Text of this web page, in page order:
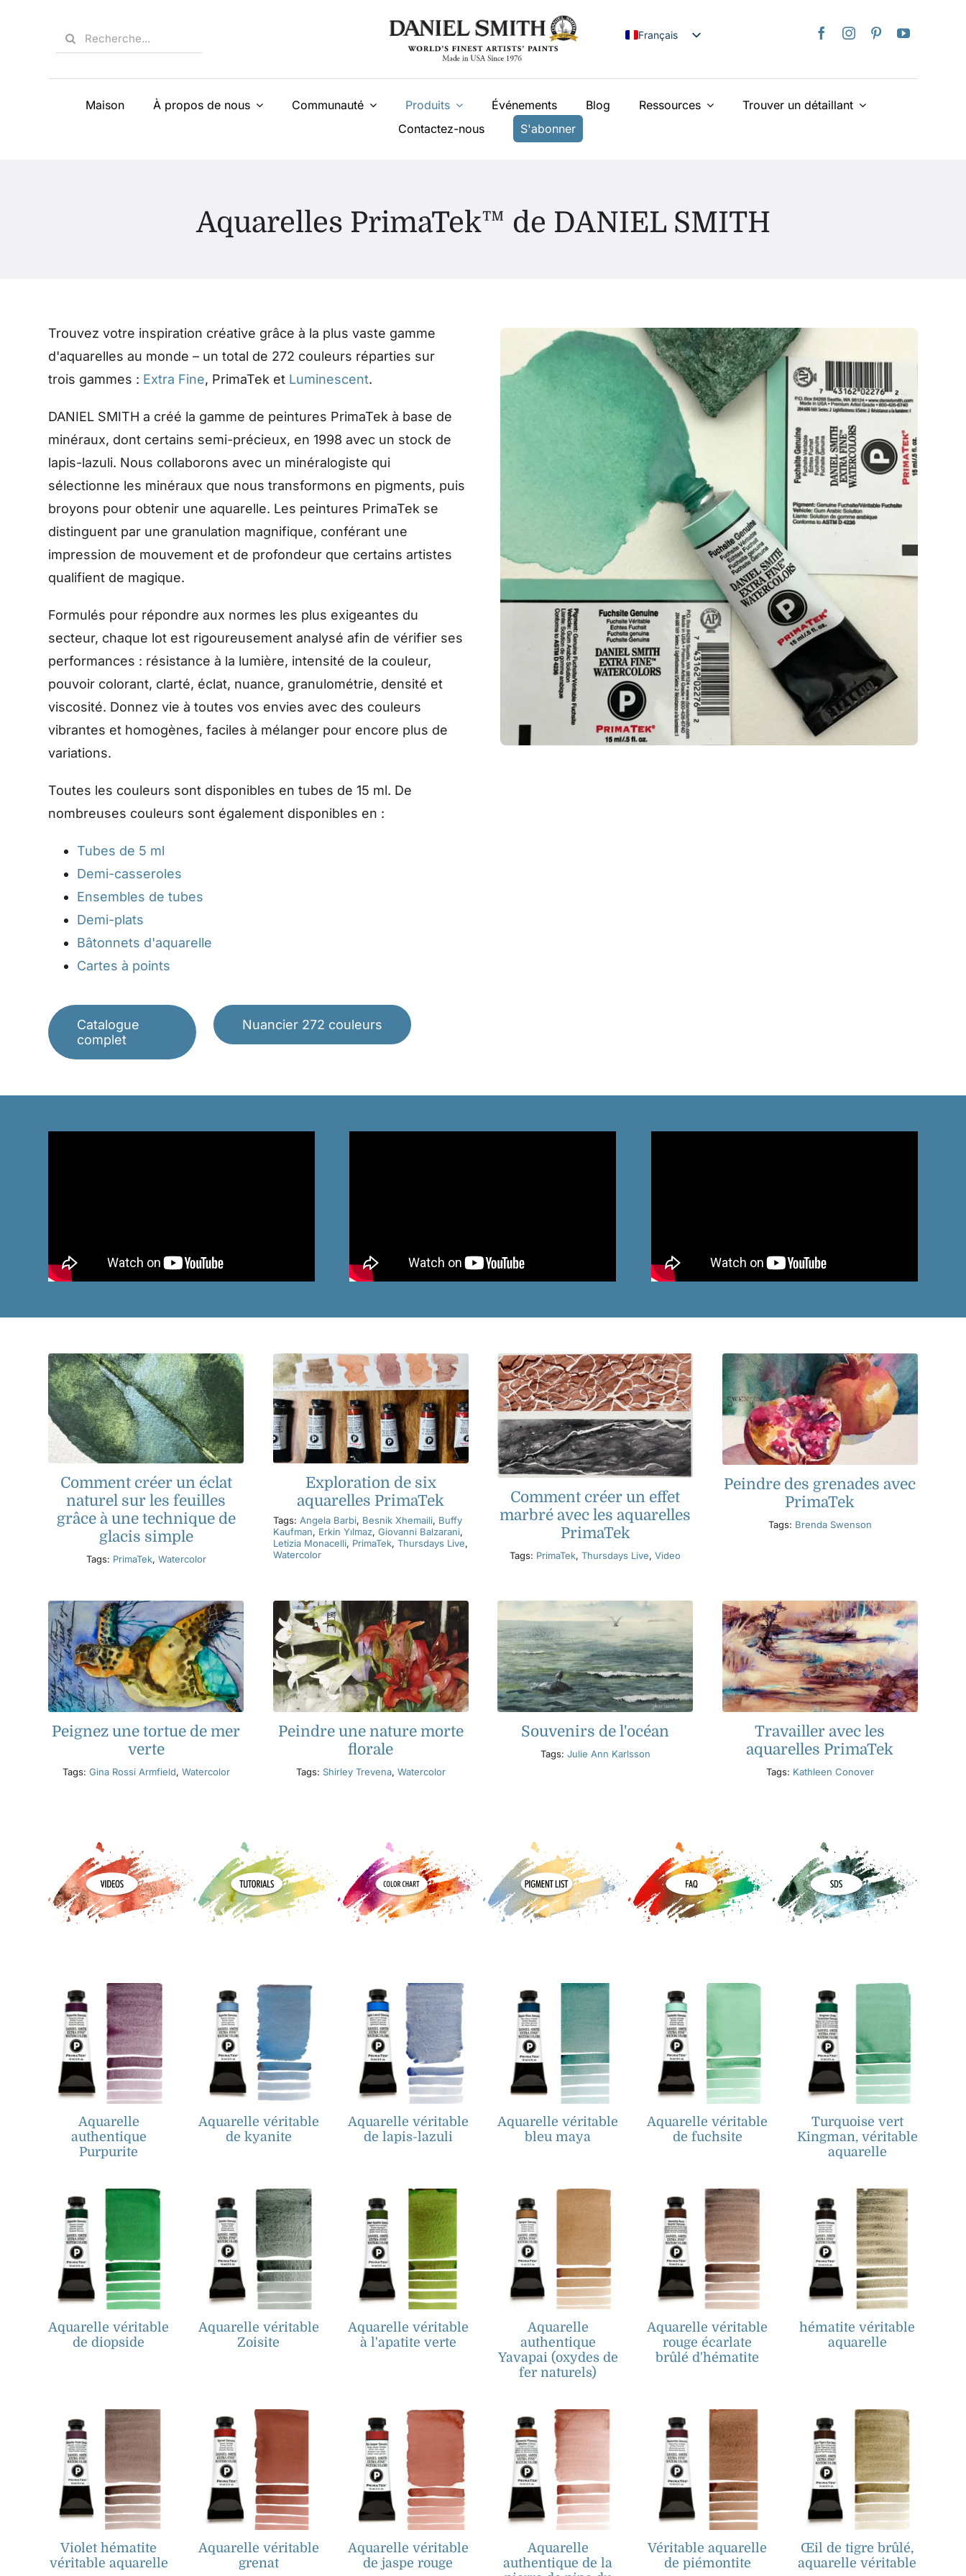
Search
for:
Français
日本語
Italiano
Tiếng Việt
Maison À propos de nous Communauté Produits Événements Blog Ressources
Trouver un détaillant
Contactez-nous
S'abonner
Aquarelles PrimaTek™ de DANIEL SMITH
Trouvez votre inspiration créative grâce à la plus vaste gamme
d'aquarelles au monde – un total de 272 couleurs réparties sur
trois gammes : Extra Fine, PrimaTek et Luminescent.
DANIEL SMITH a créé la gamme de peintures PrimaTek à base de
minéraux, dont certains semi-précieux, en 1998 avec un stock de
lapis-lazuli. Nous collaborons avec un minéralogiste qui
sélectionne les minéraux que nous transformons en pigments, puis
broyons pour obtenir une aquarelle. Les peintures PrimaTek se
distinguent par une granulation magnifique, conférant une
impression de mouvement et de profondeur que certains artistes
qualifient de magique.
Formulés pour répondre aux normes les plus exigeantes du
secteur, chaque lot est rigoureusement analysé afin de vérifier ses
performances : résistance à la lumière, intensité de la couleur,
pouvoir colorant, clarté, éclat, nuance, granulométrie, densité et
viscosité. Donnez vie à toutes vos envies avec des couleurs
vibrantes et homogènes, faciles à mélanger pour encore plus de
variations.
Toutes les couleurs sont disponibles en tubes de 15 ml. De
nombreuses couleurs sont également disponibles en :
Tubes de 5 ml
Demi-casseroles
Ensembles de tubes
Demi-plats
Bâtonnets d'aquarelle
Cartes à points
Catalogue
complet
Nuancier 272 couleurs
Comment créer un éclat
naturel sur les feuilles
grâce à une technique de
glacis simple
Tags: PrimaTek, Watercolor
Exploration de six
aquarelles PrimaTek
Tags: Angela Barbi, Besnik Xhemaili, Buffy
Kaufman, Erkin Yılmaz, Giovanni Balzarani,
Letizia Monacelli, PrimaTek, Thursdays Live,
Watercolor
Comment créer un effet
marbré avec les aquarelles
PrimaTek
Tags: PrimaTek,Thursdays Live,Video
Peindre des grenades avec
PrimaTek
Tags: Brenda Swenson
Peignez une tortue de mer
verte
Tags: Gina Rossi Armfield, Watercolor
Peindre une nature morte
florale
Tags: Shirley Trevena, Watercolor
Souvenirs de l'océan
Tags: Julie Ann Karlsson
Travailler avec les
aquarelles PrimaTek
Tags: Kathleen Conover
Aquarelle
authentique
Purpurite
Aquarelle véritable
de kyanite
Aquarelle véritable
de lapis-lazuli
Aquarelle véritable
bleu maya
Aquarelle véritable
de fuchsite
Turquoise vert
Kingman, véritable
aquarelle
Aquarelle véritable
de diopside
Aquarelle véritable
Zoisite
Aquarelle véritable
à l'apatite verte
Aquarelle
authentique
Yavapai (oxydes de
fer naturels)
Aquarelle véritable
rouge écarlate
brûlé d'hématite
hématite véritable
aquarelle
Violet hématite
véritable aquarelle
Aquarelle véritable
grenat
Aquarelle véritable
de jaspe rouge
Aquarelle
authentique de la
Véritable aquarelle
de piémontite
Œil de tigre brûlé,
aquarelle véritable